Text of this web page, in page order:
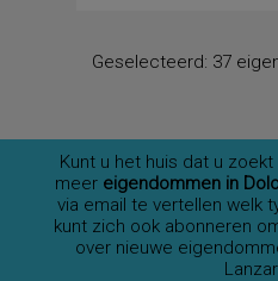
Geselecteerd: 37
Kunt u het huis dat u
meer eigendommen in
via email te vertellen welk
kunt zich ook abonneren
over nieuwe